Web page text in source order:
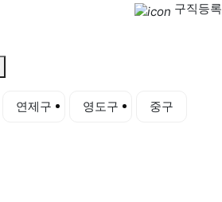
구직등록
연제구 영도구 중구